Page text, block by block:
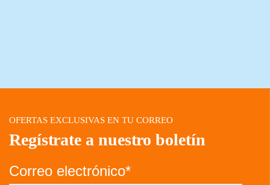
OFERTAS EXCLUSIVAS EN TU CORREO
Regístrate a nuestro boletín
Correo electrónico*